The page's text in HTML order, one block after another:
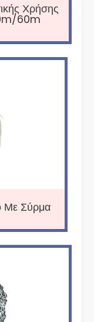
Χρήσης
60m
Με Σύρμα